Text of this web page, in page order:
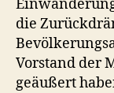
die
Vorstand der
geäußert